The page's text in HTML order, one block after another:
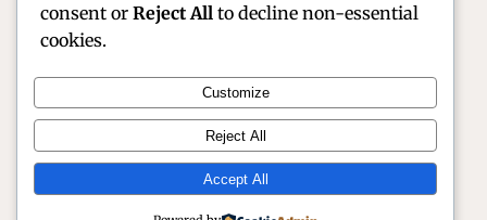
Official Site of Christian Montanari | Racer &
Motorsport Profile
consent or Reject All to decline non-essential
cookies.
Customize
Reject All
Accept All